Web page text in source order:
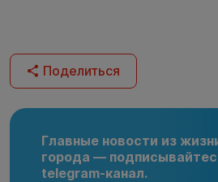
Поделиться
Главные новости из
города —
telegram-канал.